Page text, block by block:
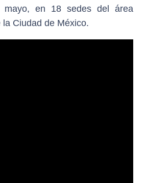
en 18 sedes del área
Ciudad de México.